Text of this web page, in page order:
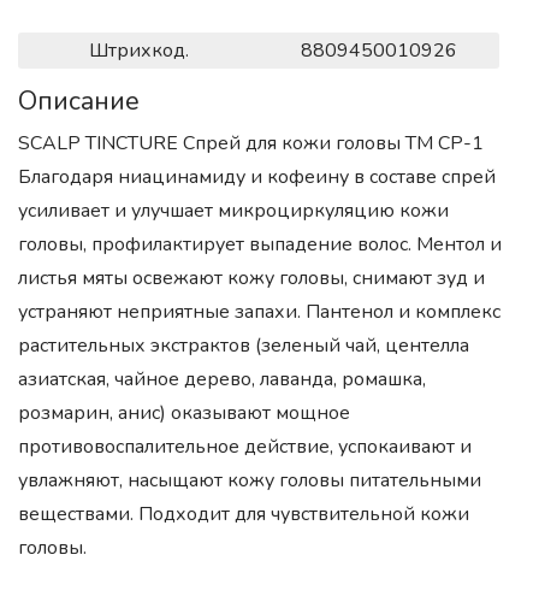
Штрихкод. 8809450010926
Описание
SCALP TINCTURE Спрей для кожи головы TM CP-1
Благодаря ниацинамиду и кофеину в составе спрей
усиливает и улучшает микроциркуляцию кожи
головы, профилактирует выпадение волос. Ментол и
листья мяты освежают кожу головы, снимают зуд и
устраняют неприятные запахи. Пантенол и комплекс
растительных экстрактов (зеленый чай, центелла
азиатская, чайное дерево, лаванда, ромашка,
розмарин, анис) оказывают мощное
противовоспалительное действие, успокаивают и
увлажняют, насыщают кожу головы питательными
веществами. Подходит для чувствительной кожи
головы.